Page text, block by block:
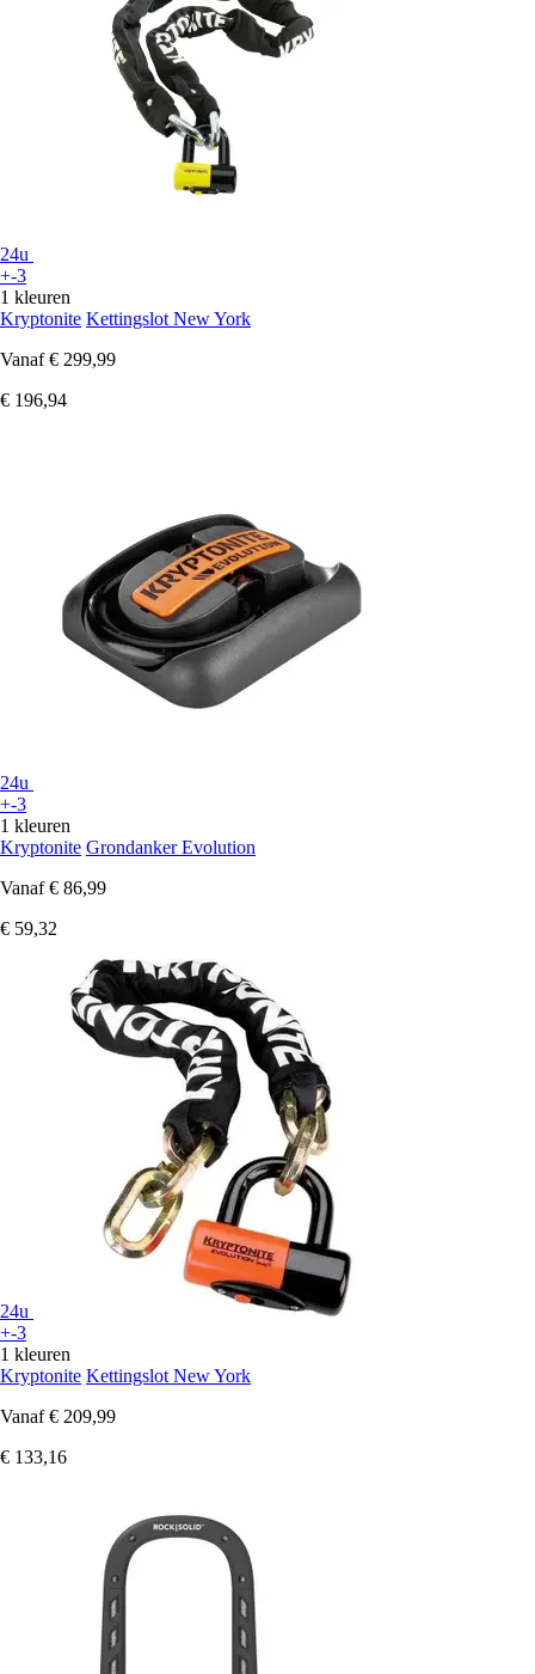
24u
+-3
1 kleuren
Kryptonite Kettingslot New York
Vanaf € 299,99
€ 196,94
24u
+-3
1 kleuren
Kryptonite Grondanker Evolution
Vanaf € 86,99
€ 59,32
24u
+-3
1 kleuren
Kryptonite Kettingslot New York
Vanaf € 209,99
€ 133,16